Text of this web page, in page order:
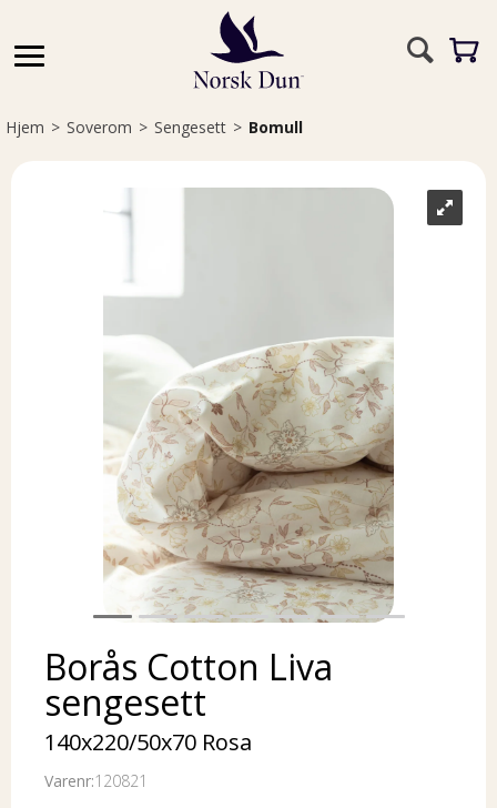
Hjem>Soverom>Sengesett>Bomull
Borås Cotton Liva
sengesett
140x220/50x70 Rosa
Varenr:120821